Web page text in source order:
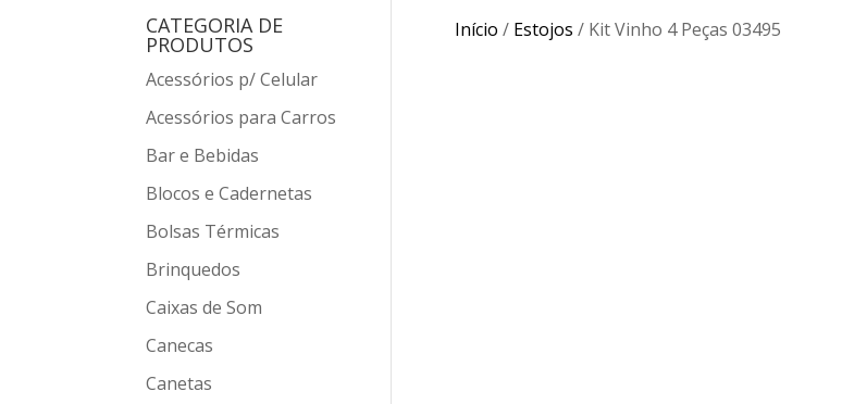
Início / Estojos / Kit Vinho 4 Peças 03495
CATEGORIA DE
PRODUTOS
Acessórios p/ Celular
Acessórios para Carros
Bar e Bebidas
Blocos e Cadernetas
Bolsas Térmicas
Brinquedos
Caixas de Som
Canecas
Canetas